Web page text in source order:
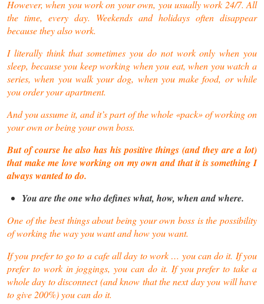
However, when you work on your own, you usually work 24/7. All
the time, every day. Weekends and holidays often disappear
because they also work.
I literally think that sometimes you do not work only when you
sleep, because you keep working when you eat, when you watch a
series, when you walk your dog, when you make food, or while
you order your apartment.
And you assume it, and it’s part of the whole «pack» of working on
your own or being your own boss.
But of course he also has his positive things (and they are a lot)
that make me love working on my own and that it is something I
always wanted to do.
You are the one who defines what, how, when and where.
One of the best things about being your own boss is the possibility
of working the way you want and how you want.
If you prefer to go to a cafe all day to work … you can do it. If you
prefer to work in joggings, you can do it. If you prefer to take a
whole day to disconnect (and know that the next day you will have
to give 200%) you can do it.